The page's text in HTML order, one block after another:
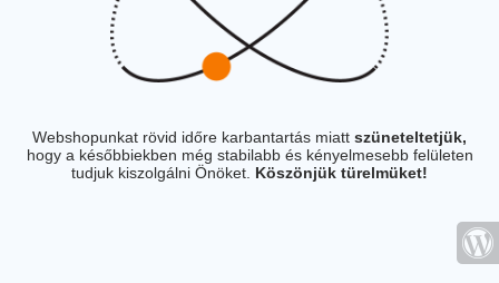
Webshopunkat rövid időre karbantartás miatt szüneteltetjük,
hogy a későbbiekben még stabilabb és kényelmesebb felületen
tudjuk kiszolgálni Önöket. Köszönjük türelmüket!